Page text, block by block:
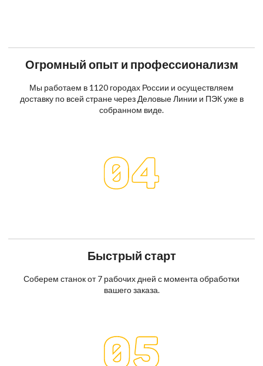
Огромный опыт и профессионализм
Мы работаем в 1120 городах России и осуществляем
доставку по всей стране через Деловые Линии и ПЭК уже в
собранном виде.
Быстрый старт
Соберем станок от 7 рабочих дней с момента обработки
вашего заказа.